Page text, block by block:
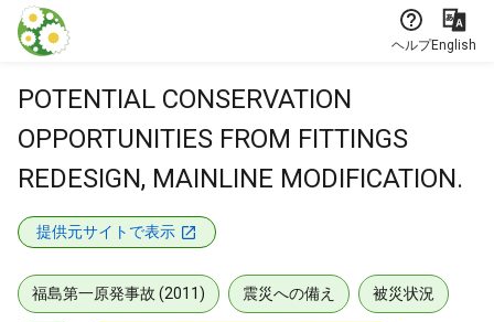
本文に飛ぶ
ヘルプEnglish
POTENTIAL CONSERVATION
OPPORTUNITIES FROM FITTINGS
REDESIGN, MAINLINE MODIFICATION.
提供元サイトで表示
福島第一原発事故 (2011) 震災への備え 被災状況